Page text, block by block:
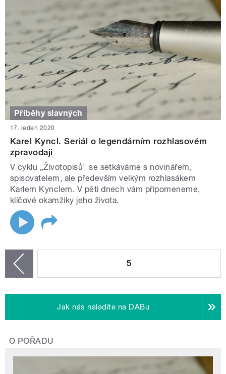
Příběhy slavných
17. leden 2020
Karel Kyncl. Seriál o legendárním rozhlasovém
zpravodaji
V cyklu „Životopisů" se setkáváme s novinářem,
spisovatelem, ale především velkým rozhlasákem
Karlem Kynclem. V pěti dnech vám připomeneme,
klíčové okamžiky jeho života.
5
Jak nás naladíte na DABu
O POŘADU